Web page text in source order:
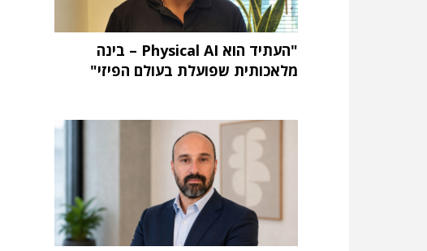
"העתיד הוא Physical AI – בינה
מלאכותית שפועלת בעולם הפיזי"